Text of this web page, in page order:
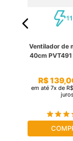
Ventilador de
40cm
R$139,
em até 7x de R$